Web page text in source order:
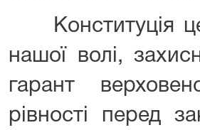
Конституція це
нашої волі,
гарант
рівності перед